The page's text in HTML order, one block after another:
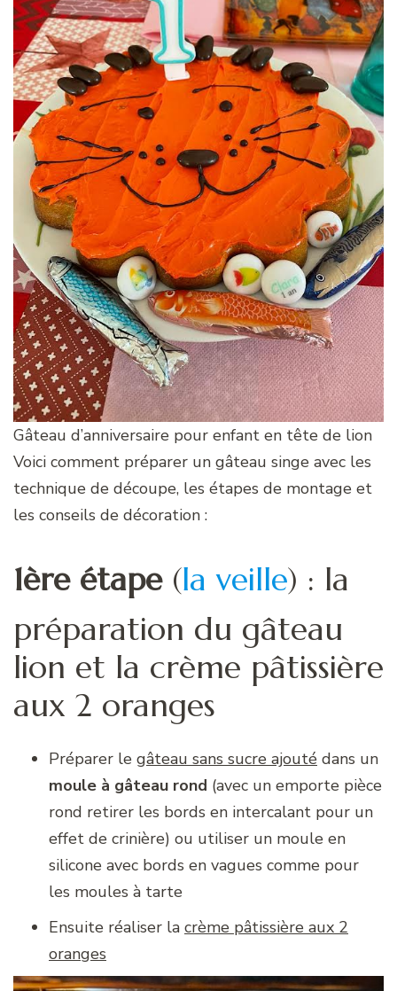
Gâteau d’anniversaire pour enfant en tête de lion
Voici comment préparer un gâteau singe avec les
technique de découpe, les étapes de montage et
les conseils de décoration :
1ère étape(la veille) : la
préparation du gâteau
lion et la crème pâtissière
aux 2 oranges
Préparer le gâteau sans sucre ajouté dans un
moule à gâteau rond (avec un emporte pièce
rond retirer les bords en intercalant pour un
effet de crinière) ou utiliser un moule en
silicone avec bords en vagues comme pour
les moules à tarte
Ensuite réaliser la crème pâtissière aux 2
oranges